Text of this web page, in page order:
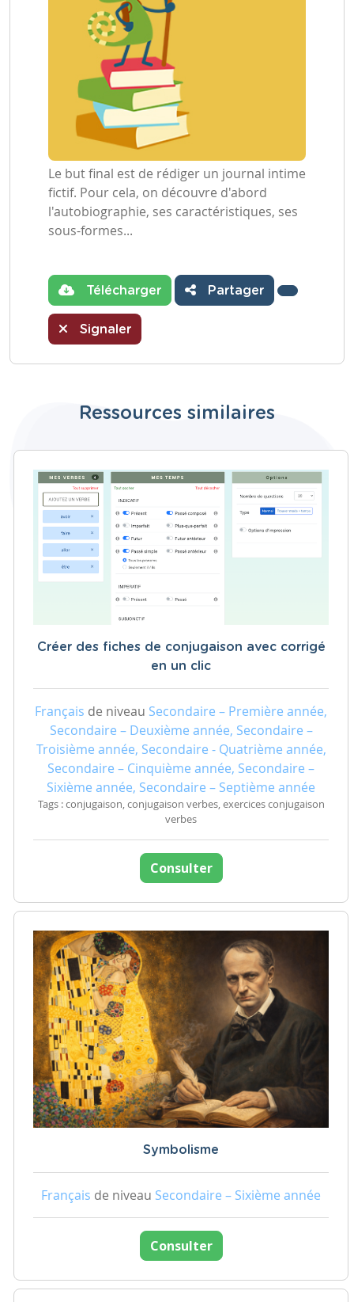
Le but final est de rédiger un journal intime
fictif. Pour cela, on découvre d'abord
l'autobiographie, ses caractéristiques, ses
sous-formes...
Télécharger Partager
Signaler
Ressources similaires
Créer des fiches de conjugaison avec corrigé
en un clic
Français de niveau Secondaire – Première année,
Secondaire – Deuxième année, Secondaire –
Troisième année, Secondaire - Quatrième année,
Secondaire – Cinquième année, Secondaire –
Sixième année, Secondaire – Septième année
Tags : conjugaison, conjugaison verbes, exercices conjugaison
verbes
Consulter
Symbolisme
Français de niveau Secondaire – Sixième année
Consulter